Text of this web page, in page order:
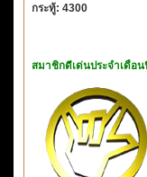
กระทู้: 4300
สมาชิกดีเด่นประจำเดือน